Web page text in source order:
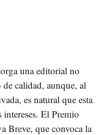
una editorial no
calidad, aunque, al
es natural que esta
intereses. El Premio
Breve, que convoca la